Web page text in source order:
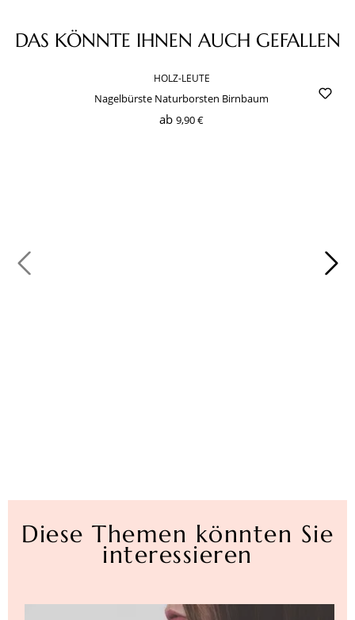
Produktgalerie überspringen
DAS KÖNNTE IHNEN AUCH GEFALLEN
HOLZ-LEUTE
Nagelbürste Naturborsten Birnbaum
ab 9,90 €
Diese Themen könnten Sie
interessieren